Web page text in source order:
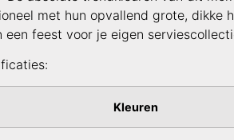
met hun opvallend grote,
een feest voor je eigen
Kleuren